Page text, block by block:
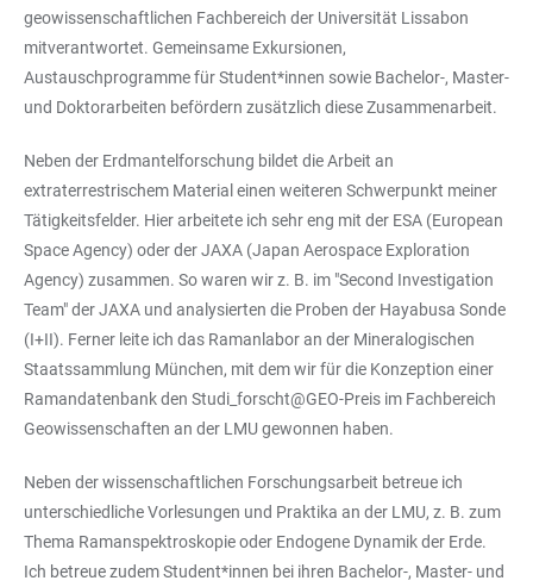
geowissenschaftlichen Fachbereich der Universität Lissabon
mitverantwortet. Gemeinsame Exkursionen,
Austauschprogramme für Student*innen sowie Bachelor-, Master-
und Doktorarbeiten befördern zusätzlich diese Zusammenarbeit.
Neben der Erdmantelforschung bildet die Arbeit an
extraterrestrischem Material einen weiteren Schwerpunkt meiner
Tätigkeitsfelder. Hier arbeitete ich sehr eng mit der ESA (European
Space Agency) oder der JAXA (Japan Aerospace Exploration
Agency) zusammen. So waren wir z. B. im "Second Investigation
Team" der JAXA und analysierten die Proben der Hayabusa Sonde
(I+II). Ferner leite ich das Ramanlabor an der Mineralogischen
Staatssammlung München, mit dem wir für die Konzeption einer
Ramandatenbank den Studi_forscht@GEO-Preis im Fachbereich
Geowissenschaften an der LMU gewonnen haben.
Neben der wissenschaftlichen Forschungsarbeit betreue ich
unterschiedliche Vorlesungen und Praktika an der LMU, z. B. zum
Thema Ramanspektroskopie oder Endogene Dynamik der Erde.
Ich betreue zudem Student*innen bei ihren Bachelor-, Master- und